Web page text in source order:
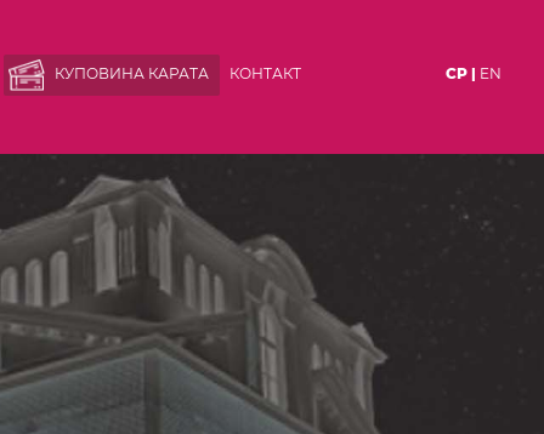
КУПОВИНА КАРАТА КОНТАКТ СР | EN